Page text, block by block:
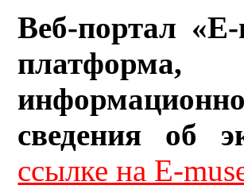
Веб-портал
сведения об
ссылке на E-